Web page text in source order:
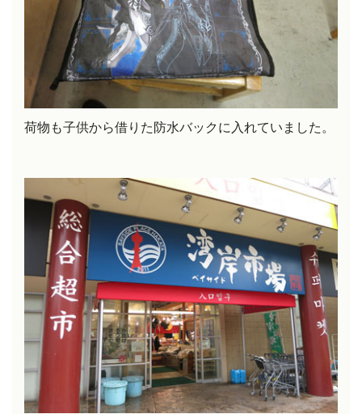
荷物も子供から借りた防水バックに入れていました。